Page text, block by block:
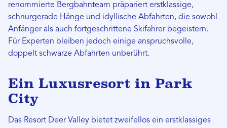
renommierte Bergbahnteam präpariert erstklassige,
schnurgerade Hänge und idyllische Abfahrten, die sowohl
Anfänger als auch fortgeschrittene Skifahrer begeistern.
Für Experten bleiben jedoch einige anspruchsvolle,
doppelt schwarze Abfahrten unberührt.
Ein Luxusresort in Park
City
Das Resort Deer Valley bietet zweifellos ein erstklassiges